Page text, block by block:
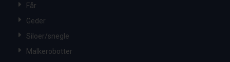
Får
Geder
Siloer/snegle
Malkerobotter